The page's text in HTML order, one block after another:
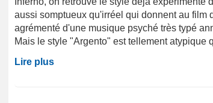
aussi somptueux qu'irréel qui donnent au film
agrémenté d'une musique psyché très typé
Mais le style "Argento" est tellement atypique
Lire plus